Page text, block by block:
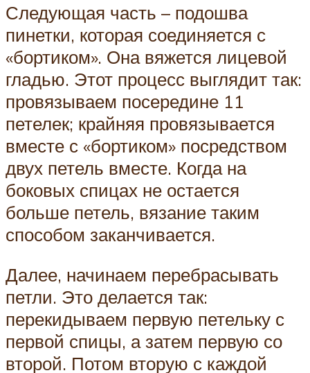
Следующая часть – подошва
пинетки, которая соединяется с
«бортиком». Она вяжется лицевой
гладью. Этот процесс выглядит так:
провязываем посередине 11
петелек; крайняя провязывается
вместе с «бортиком» посредством
двух петель вместе. Когда на
боковых спицах не остается
больше петель, вязание таким
способом заканчивается.
Далее, начинаем перебрасывать
петли. Это делается так:
перекидываем первую петельку с
первой спицы, а затем первую со
второй. Потом вторую с каждой